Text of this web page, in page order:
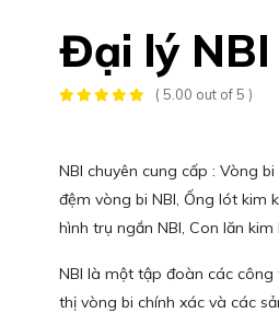
Đại lý
( 5.00 out of 5 )
NBI chuyên cung cấp : Vòng
đệm vòng bi NBI, Ống lót kim
hình trụ ngắn NBI, Con lăn
NBI là một tập đoàn các công
thị vòng bi chính xác và các